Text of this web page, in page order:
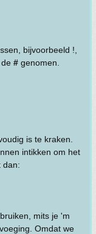
bijvoorbeeld !,
# genomen.
is te kraken.
intikken om het
dan:
mits je 'm
Omdat we